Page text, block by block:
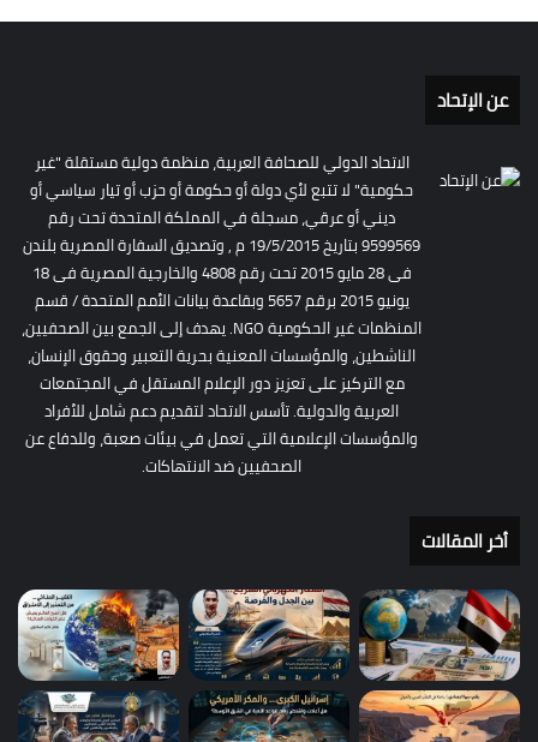
عن الإتحاد
الاتحاد الدولي للصحافة العربية، منظمة دولية مستقلة "غير
حكومية" لا تتبع لأي دولة أو حكومة أو حزب أو تيار سياسي أو
ديني أو عرقي، مسجلة في المملكة المتحدة تحت رقم
9599569 بتاريخ 19/5/2015 م , وتصديق السفارة المصرية بلندن
فى 28 مايو 2015 تحت رقم 4808 والخارجية المصرية فى 18
يونيو 2015 برقم 5657 وبقاعدة بيانات الأمم المتحدة / قسم
المنظمات غير الحكومية NGO. يهدف إلى الجمع بين الصحفيين،
الناشطين، والمؤسسات المعنية بحرية التعبير وحقوق الإنسان،
مع التركيز على تعزيز دور الإعلام المستقل في المجتمعات
العربية والدولية. تأسس الاتحاد لتقديم دعم شامل للأفراد
والمؤسسات الإعلامية التي تعمل في بيئات صعبة، وللدفاع عن
الصحفيين ضد الانتهاكات.
أخر المقالات